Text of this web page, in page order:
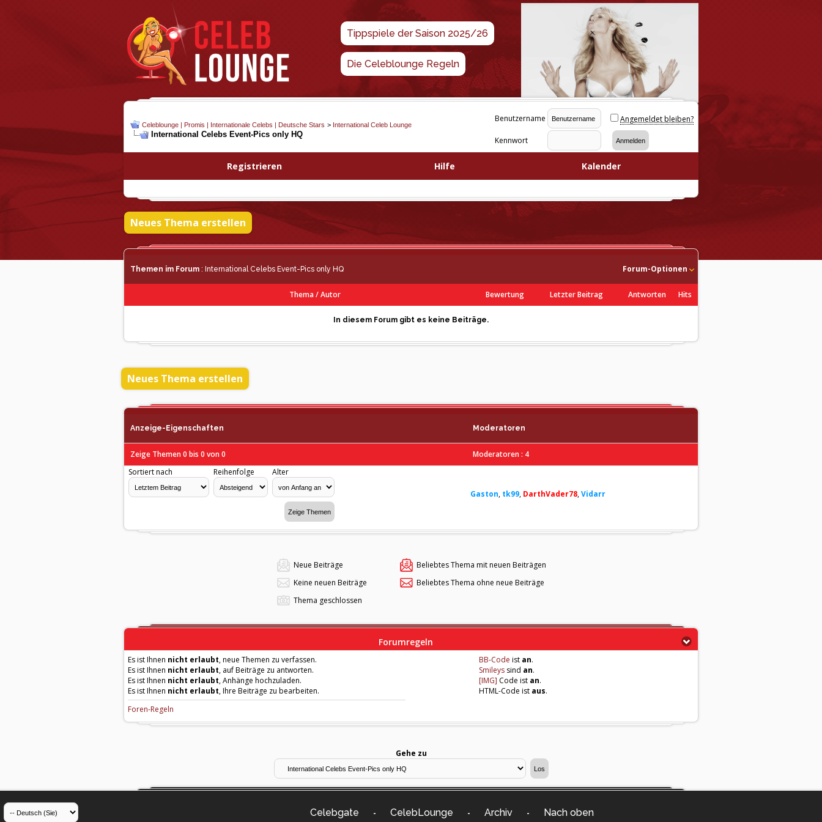
Tippspiele der Saison 2025/26
Die Celeblounge Regeln
Celeblounge | Promis | Internationale Celebs | Deutsche Stars > International Celeb Lounge
International Celebs Event-Pics only HQ
Benutzername Angemeldet bleiben?
Kennwort
Registrieren Hilfe Kalender
Neues Thema erstellen
Themen im Forum : International Celebs Event-Pics only HQ Forum-Optionen
Bewertung
Thema/Autor Letzter Beitrag Antworten Hits
In diesem Forum gibt es keine Beiträge.
Neues Thema erstellen
Anzeige-Eigenschaften Moderatoren
Zeige Themen 0 bis 0 von 0
Moderatoren : 4
Sortiert nach
Reihenfolge Alter
Gaston, tk99, DarthVader78,Vidarr
Neue Beiträge
Beliebtes Thema mit neuen Beiträgen
Keine neuen Beiträge
Beliebtes Thema ohne neue Beiträge
Thema geschlossen
Forumregeln
Es ist Ihnen nicht erlaubt, neue Themen zu verfassen.
Es ist Ihnen nicht erlaubt, auf Beiträge zu antworten.
Es ist Ihnen nicht erlaubt, Anhänge hochzuladen.
Es ist Ihnen nicht erlaubt, Ihre Beiträge zu bearbeiten.
Foren-Regeln
BB-Code ist an.
Smileys sind an.
[IMG] Code ist an.
HTML-Code ist aus.
Gehe zu
Celebgate - CelebLounge - Archiv - Nach oben